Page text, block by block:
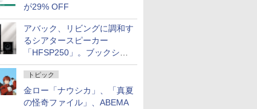
が29% OFF
アバック、リビングに調和す
るシアタースピーカー
「HFSP250」。ブックシェ
ルフはペア3万円以下
トピック
金ロー「ナウシカ」、「真夏
の怪奇ファイル」、ABEMA